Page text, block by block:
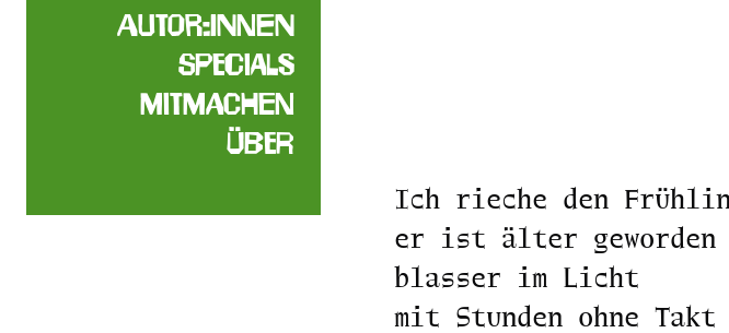
Autor:innen
Specials
Mitmachen
Über
Ich rieche den
er ist älter geworden
blasser im Licht
mit Stunden ohne Takt